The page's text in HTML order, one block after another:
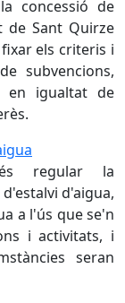
concessió de
de Sant Quirze
els criteris i
subvencions,
en igualtat de
és regular la
d'aigua,
a l'ús que se'n
i activitats, i
seran